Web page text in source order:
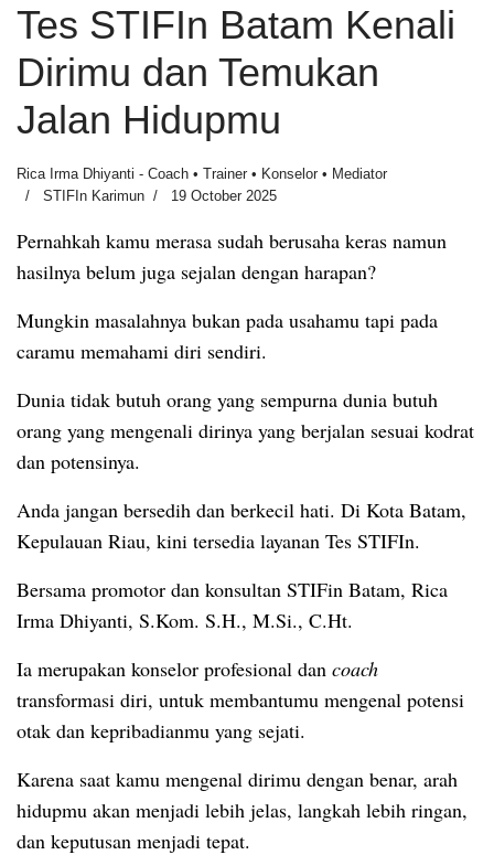
Tes STIFIn Batam Kenali
Dirimu dan Temukan
Jalan Hidupmu
Rica Irma Dhiyanti - Coach • Trainer • Konselor • Mediator
STIFIn Karimun
19 October 2025
Pernahkah kamu merasa sudah berusaha keras namun
hasilnya belum juga sejalan dengan harapan?
Mungkin masalahnya bukan pada usahamu tapi pada
caramu memahami diri sendiri.
Dunia tidak butuh orang yang sempurna dunia butuh
orang yang mengenali dirinya yang berjalan sesuai kodrat
dan potensinya.
Anda jangan bersedih dan berkecil hati. Di Kota Batam,
Kepulauan Riau, kini tersedia layanan Tes STIFIn.
Bersama promotor dan konsultan STIFin Batam, Rica
Irma Dhiyanti, S.Kom. S.H., M.Si., C.Ht.
Ia merupakan konselor profesional dan coach
transformasi diri, untuk membantumu mengenal potensi
otak dan kepribadianmu yang sejati.
Karena saat kamu mengenal dirimu dengan benar, arah
hidupmu akan menjadi lebih jelas, langkah lebih ringan,
dan keputusan menjadi tepat.